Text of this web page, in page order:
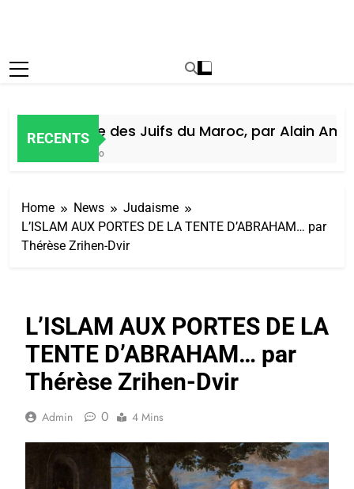
RECENTS
Histoire des Juifs du Maroc, par Alain Amiel
Home News
Judaisme
L’ISLAM AUX PORTES DE LA TENTE D’ABRAHAM… par
Thérèse Zrihen-Dvir
L’ISLAM AUX PORTES DE LA
TENTE D’ABRAHAM… par
Thérèse Zrihen-Dvir
Admin 0 4 Mins